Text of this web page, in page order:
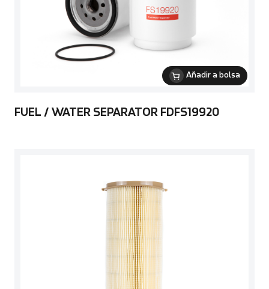
Añadir a bolsa
FUEL / WATER SEPARATOR FDFS19920